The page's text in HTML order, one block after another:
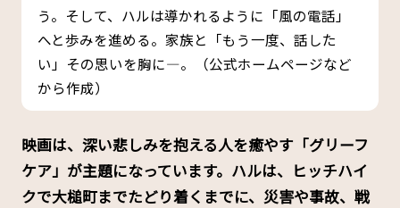
う。そして、ハルは導かれるように「風の電話」
へと歩みを進める。家族と「もう一度、話した
い」その思いを胸に―。（公式ホームページなど
から作成）
――映画は、深い悲しみを抱える人を癒やす「グリーフ
ケア」が主題になっています。ハルは、ヒッチハイ
クで大槌町までたどり着くまでに、災害や事故、戦